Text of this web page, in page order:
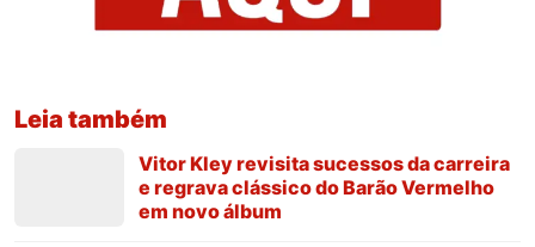
Leia também
Vitor Kley revisita sucessos da carreira
e regrava clássico do Barão Vermelho
em novo álbum